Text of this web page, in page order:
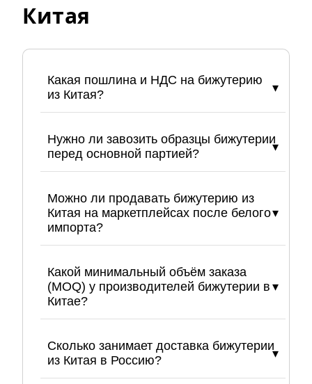
Китая
Какая пошлина и НДС на бижутерию
из Китая?
Нужно ли завозить образцы бижутерии
перед основной партией?
Можно ли продавать бижутерию из
Китая на маркетплейсах после белого
импорта?
Какой минимальный объём заказа
(MOQ) у производителей бижутерии в
Китае?
Сколько занимает доставка бижутерии
из Китая в Россию?